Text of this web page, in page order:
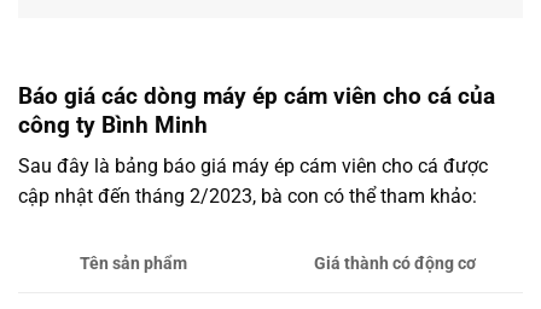
Báo giá các dòng máy ép cám viên cho cá của
công ty Bình Minh
Sau đây là bảng báo giá máy ép cám viên cho cá được
cập nhật đến tháng 2/2023, bà con có thể tham khảo:
Tên sản phẩm Giá thành có động cơ